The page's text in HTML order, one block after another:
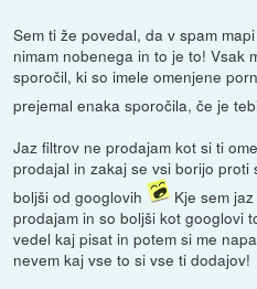
Sem ti že povedal, da v spam
nimam nobenega in to je to! Vsak
sporočil, ki so imele omenjene
prejemal enaka sporočila, če je
Jaz filtrov ne prodajam kot si ti
prodajal in zakaj se vsi borijo
boljši od googlovih
Kje sem
prodajam in so boljši kot googlovi
vedel kaj pisat in potem si me
nevem kaj vse to si vse ti dodajov!